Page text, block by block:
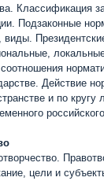
Классификация
Подзаконные
виды.
Действие
и по кругу
цели и